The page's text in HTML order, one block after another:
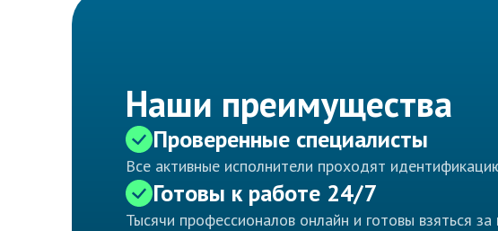
Наши преимущества
Проверенные специалисты
Все активные исполнители проходят
Готовы к работе 24/7
Тысячи профессионалов онлайн и готовы взяться